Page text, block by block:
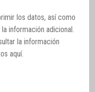
los datos, así como
información adicional.
la información
aquí.